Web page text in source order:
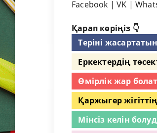
Facebook |VK |
Қарап көріңіз 👇
Теріні
Еркектердің
Өмірлік жар
Қаржыгер
Мінсіз келін